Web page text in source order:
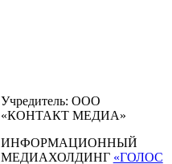
Учредитель: ООО
«КОНТАКТ МЕДИА»
ИНФОРМАЦИОННЫЙ
МЕДИАХОЛДИНГ «ГОЛОС